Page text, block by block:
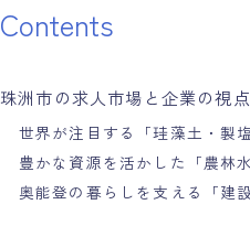
Contents
珠洲市の求人市場と企業の視点
世界が注目する「珪藻土・製
豊かな資源を活かした「農林
奥能登の暮らしを支える「建